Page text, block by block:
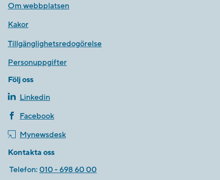
Om webbplatsen
Kakor
Tillgänglighetsredogörelse
Personuppgifter
Följ oss
Linkedin
Facebook
Mynewsdesk
Kontakta oss
Telefon: 010 - 698 60 00